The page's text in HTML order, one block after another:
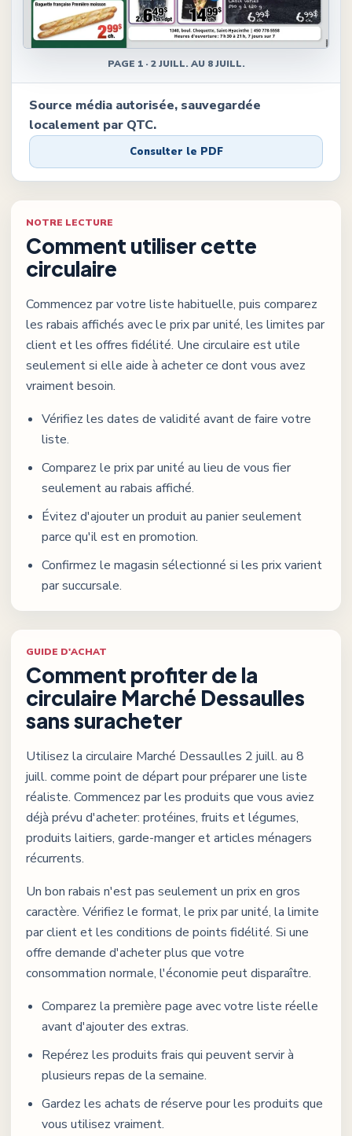
PAGE 1· 2 JUILL. AU 8 JUILL.
Source média autorisée, sauvegardée
localement par QTC.
Consulter le PDF
NOTRE LECTURE
Comment utiliser cette
circulaire
Commencez par votre liste habituelle, puis comparez
les rabais affichés avec le prix par unité, les limites par
client et les offres fidélité. Une circulaire est utile
seulement si elle aide à acheter ce dont vous avez
vraiment besoin.
Vérifiez les dates de validité avant de faire votre
liste.
Comparez le prix par unité au lieu de vous fier
seulement au rabais affiché.
Évitez d'ajouter un produit au panier seulement
parce qu'il est en promotion.
Confirmez le magasin sélectionné si les prix varient
par succursale.
GUIDE D'ACHAT
Comment profiter de la
circulaire Marché Dessaulles
sans suracheter
Utilisez la circulaire Marché Dessaulles 2 juill. au 8
juill. comme point de départ pour préparer une liste
réaliste. Commencez par les produits que vous aviez
déjà prévu d'acheter: protéines, fruits et légumes,
produits laitiers, garde-manger et articles ménagers
récurrents.
Un bon rabais n'est pas seulement un prix en gros
caractère. Vérifiez le format, le prix par unité, la limite
par client et les conditions de points fidélité. Si une
offre demande d'acheter plus que votre
consommation normale, l'économie peut disparaître.
Comparez la première page avec votre liste réelle
avant d'ajouter des extras.
Repérez les produits frais qui peuvent servir à
plusieurs repas de la semaine.
Gardez les achats de réserve pour les produits que
vous utilisez vraiment.